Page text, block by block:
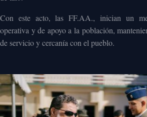
Con este acto, las FF.AA., inician un
operativa y de apoyo a la población,
de servicio y cercanía con el pueblo.